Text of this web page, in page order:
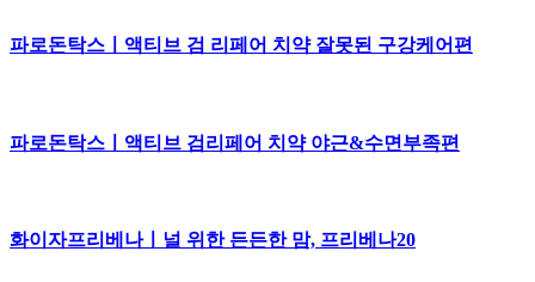
파로돈탁스ㅣ액티브 검 리페어 치약 잘못된 구강케어편
파로돈탁스ㅣ액티브 검리페어 치약 야근&수면부족편
화이자프리베나ㅣ널 위한 든든한 맘, 프리베나20